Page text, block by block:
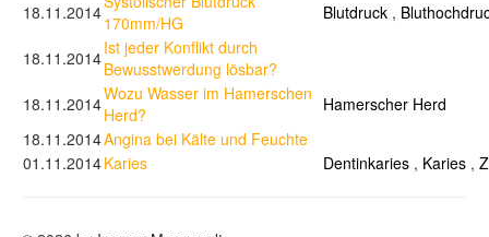
18.11.2014170mm/HG
Blutdruck ,
18.11.2014Ist jeder Konflikt durch
Bewusstwerdung lösbar?
18.11.2014Wozu Wasser im Hamerschen
Herd?
Hamerscher Herd
18.11.2014Angina bei Kälte und Feuchte
01.11.2014Karies Dentinkaries , Karies ,